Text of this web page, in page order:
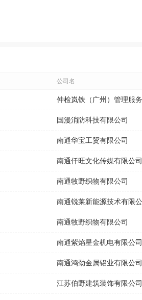
公司名
仲检岚铁（广州）管理服务
国漫消防科技有限公司
南通华宝工贸有限公司
南通仟旺文化传媒有限公司
南通牧野织物有限公司
南通锐莱新能源技术有限公
南通牧野织物有限公司
南通紫焰星金机电有限公司
南通鸿劲金属铝业有限公司
江苏伯野建筑装饰有限公司